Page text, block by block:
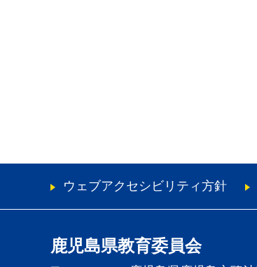
ウェブアクセシビリティ方針
鹿児島県教育委員会